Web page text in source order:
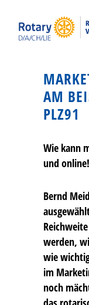
AM
PLZ91
Wie kann
und online!
Bernd
werden,
wie
im
noch